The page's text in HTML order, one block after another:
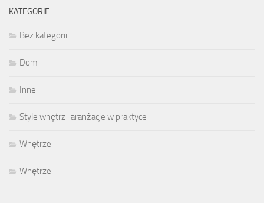
KATEGORIE
Bez kategorii
Dom
Inne
Style wnętrz i aranżacje w praktyce
Wnętrze
Wnętrze